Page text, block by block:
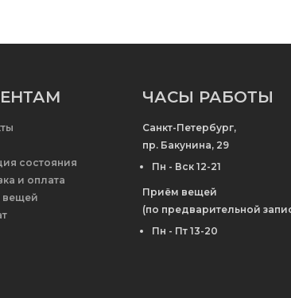
состояния
и оплата
вещей
ЧАСЫ РАБОТЫ
Санкт-Петербург,
пр. Бакунина, 29
Пн - Вск 12-21
Приём вещей
(по предварительной
Пн - Пт 13-20